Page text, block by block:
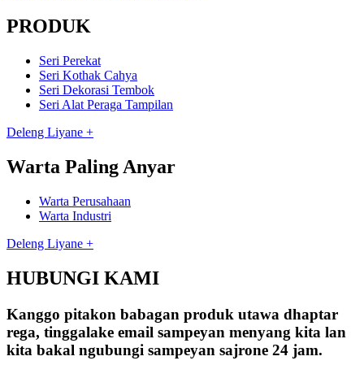
PRODUK
Seri Perekat
Seri Kothak Cahya
Seri Dekorasi Tembok
Seri Alat Peraga Tampilan
Deleng Liyane +
Warta Paling Anyar
Warta Perusahaan
Warta Industri
Deleng Liyane +
HUBUNGI KAMI
Kanggo pitakon babagan produk utawa dhaptar
rega, tinggalake email sampeyan menyang kita lan
kita bakal ngubungi sampeyan sajrone 24 jam.